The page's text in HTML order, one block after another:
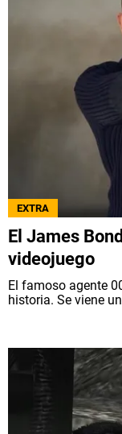
EXTRA
El James
videojuego
El famoso agente
historia. Se viene